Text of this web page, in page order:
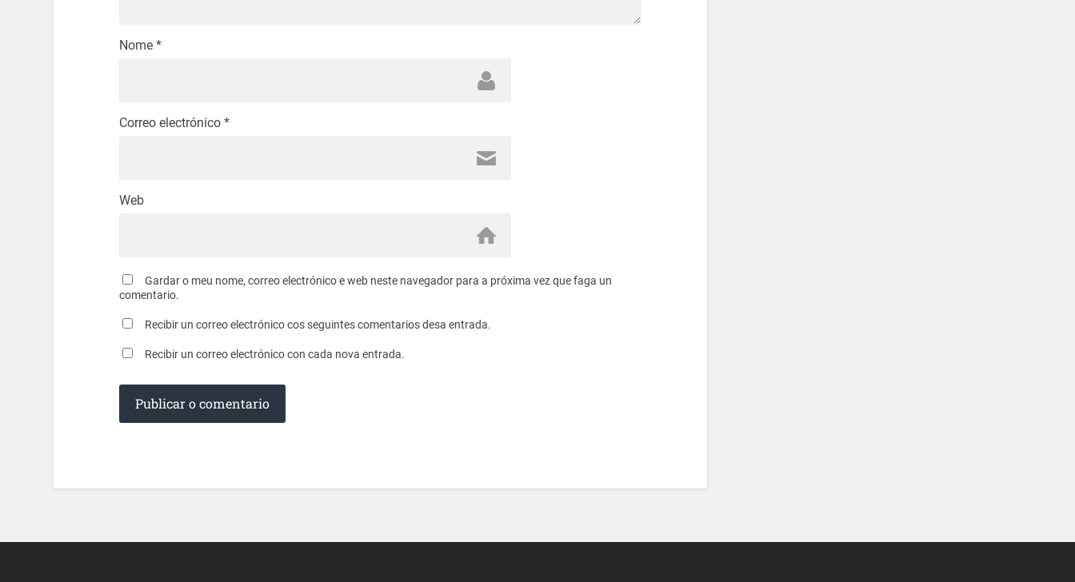
Nome *
Correo electrónico *
Web
Gardar o meu nome, correo electrónico e web neste navegador para a próxima vez que faga un
comentario.
Recibir un correo electrónico cos seguintes comentarios desa entrada.
Recibir un correo electrónico con cada nova entrada.